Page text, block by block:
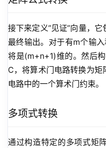
接下来定义”见证”向量，
最终输出。对于有m个输
将是(m+n+1)维的。然后
C，将算术门电路转换为
电路中的一个算术门约束。
多项式转换
通过构造特定的多项式矩